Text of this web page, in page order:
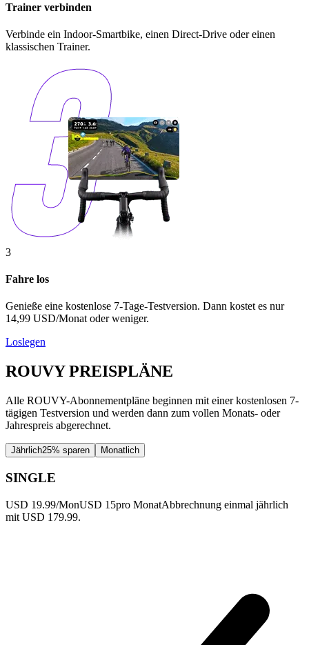
Trainer​ ​verbinden
Verbinde ein Indoor-Smartbike, einen Direct-Drive oder einen
klassischen Trainer.
3
Fahre los
Genieße eine kostenlose 7-Tage-Testversion. Dann kostet es nur
14,99 USD/Monat oder weniger.
Loslegen
ROUVY PREISPLÄNE
Alle ROUVY-Abonnementpläne beginnen mit einer kostenlosen 7-
tägigen Testversion und werden dann zum vollen Monats- oder
Jahrespreis abgerechnet.
Jährlich25% sparen Monatlich
SINGLE
USD 19.99/MonUSD 15pro MonatAbbrechnung einmal jährlich
mit USD 179.99.